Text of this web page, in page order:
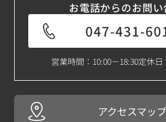
お電話からのお問い
047-431-
営業時間：10:00－18:30定休日
アクセスマップ